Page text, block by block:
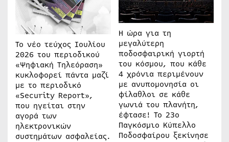
Το νέο τεύχος Ιουλίου
2026 του περιοδικού
«Ψηφιακή Τηλεόραση»
κυκλοφορεί πάντα μαζί
με το περιοδικό
«Security Report»,
που ηγείται στην
αγορά των
ηλεκτρονικών
συστημάτων ασφαλείας.
Η ώρα για τη
μεγαλύτερη
ποδοσφαιρική γιορτή
του κόσμου, που κάθε
4 χρόνια περιμένουν
με ανυπομονησία οι
φίλαθλοι σε κάθε
γωνιά του πλανήτη,
έφτασε! Το 23ο
Παγκόσμιο Κύπελλο
Ποδοσφαίρου ξεκίνησε